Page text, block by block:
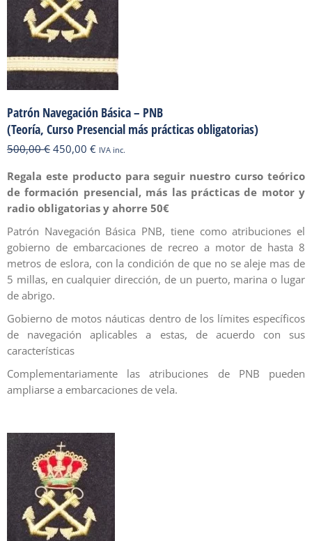
Patrón Navegación Básica – PNB
(Teoría, Curso Presencial más prácticas obligatorias)
500,00€ El
original
era:
500,00 €.
450,00 €El
actual
es:
450,00 €.
IVA inc.
Regala este producto para seguir nuestro curso teórico
de formación presencial, más las prácticas de motor y
radio obligatorias y ahorre 50€
Patrón Navegación Básica PNB, tiene como atribuciones el
gobierno de embarcaciones de recreo a motor de hasta 8
metros de eslora, con la condición de que no se aleje mas de
5 millas, en cualquier dirección, de un puerto, marina o lugar
de abrigo.
Gobierno de motos náuticas dentro de los límites específicos
de navegación aplicables a estas, de acuerdo con sus
características
Complementariamente las atribuciones de PNB pueden
ampliarse a embarcaciones de vela.